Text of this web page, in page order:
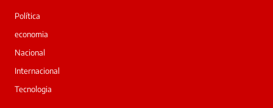
Política
economia
Nacional
Internacional
Tecnologia